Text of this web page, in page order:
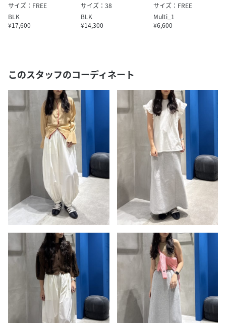
サイズ：FREE
BLK
¥17,600
サイズ：38
BLK
¥14,300
サイズ：FREE
Multi_1
¥6,600
このスタッフのコーディネート